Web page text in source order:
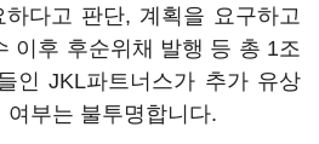
다고 판단, 계획을 요구하고
이후 후순위채 발행 등 총 1조
인 JKL파트너스가 추가 유상
부는 불투명합니다.